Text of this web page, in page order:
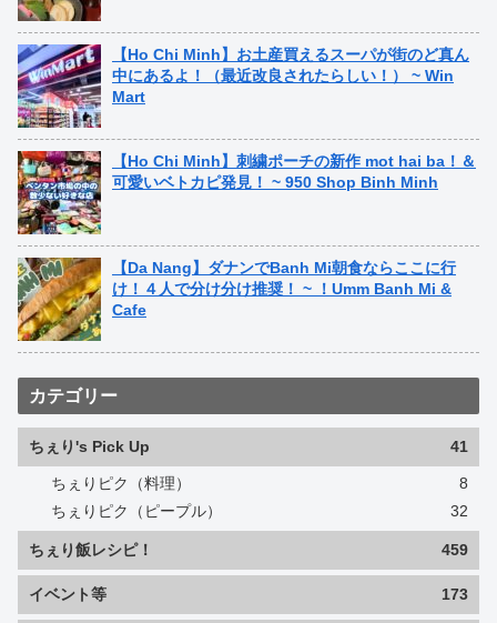
【Ho Chi Minh】お土産買えるスーパが街のど真ん
中にあるよ！（最近改良されたらしい！） ~ Win
Mart
【Ho Chi Minh】刺繍ポーチの新作 mot hai ba！＆
可愛いベトカピ発見！ ~ 950 Shop Binh Minh
【Da Nang】ダナンでBanh Mi朝食ならここに行
け！４人で分け分け推奨！ ~ ！Umm Banh Mi &
Cafe
カテゴリー
ちぇり's Pick Up 41
ちぇりピク（料理）
8
ちぇりピク（ピープル）
32
ちぇり飯レシピ！ 459
イベント等 173